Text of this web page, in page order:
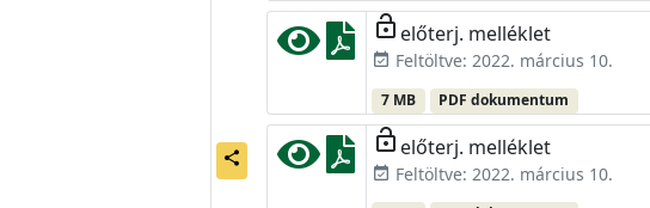
share
lock_open előterj. melléklet
event_available Feltöltve: 2022. március 10.
7 MB PDF dokumentum
lock_open előterj. melléklet
event_available Feltöltve: 2022. március 10.